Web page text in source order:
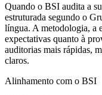
Quando o BSI audita a
estruturada segundo o
língua. A metodologia, a
expectativas quanto à
auditorias mais rápidas,
claros.
Alinhamento com o BSI